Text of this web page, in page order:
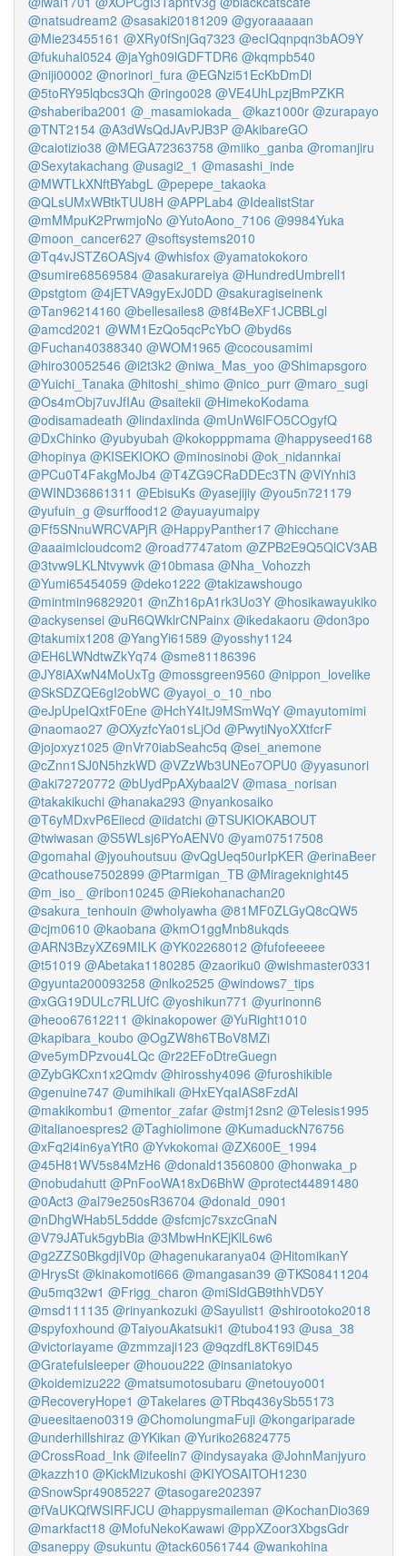
@natsudream2 @sasaki20181209 @gyoraaaaan
@Mie23455161 @XRy0fSnjGq7323 @ecIQqnpqn3bAO9Y
@fukuhal0524 @jaYgh09lGDFTDR6 @kqmpb540
@niji00002 @norinori_fura @EGNzi51EcKbDmDl
@5toRY95lqbcs3Qh @ringo028 @VE4UhLpzjBmPZKR
@shaberiba2001 @_masamiokada_ @kaz1000r @zurapayo
@TNT2154 @A3dWsQdJAvPJB3P @AkibareGO
@caiotizio38 @MEGA72363758 @miiko_ganba @romanjiru
@Sexytakachang @usagi2_1 @masashi_inde
@MWTLkXNftBYabgL @pepepe_takaoka
@QLsUMxWBtkTUU8H @APPLab4 @IdealistStar
@mMMpuK2PrwmjoNo @YutoAono_7106 @9984Yuka
@moon_cancer627 @softsystems2010
@Tq4vJSTZ6OASjv4 @whisfox @yamatokokoro
@sumire68569584 @asakurareiya @HundredUmbrell1
@pstgtom @4jETVA9gyExJ0DD @sakuragiseinenk
@Tan96214160 @bellesailes8 @8f4BeXF1JCBBLgl
@amcd2021 @WM1EzQo5qcPcYbO @byd6s
@Fuchan40388340 @WOM1965 @cocousamimi
@hiro30052546 @i2t3k2 @niwa_Mas_yoo @Shimapsgoro
@Yuichi_Tanaka @hitoshi_shimo @nico_purr @maro_sugi
@Os4mObj7uvJfIAu @saitekii @HimekoKodama
@odisamadeath @lindaxlinda @mUnW6lFO5COgyfQ
@DxChinko @yubyubah @kokopppmama @happyseed168
@hopinya @KISEKIOKO @minosinobi @ok_nidannkai
@PCu0T4FakgMoJb4 @T4ZG9CRaDDEc3TN @ViYnhi3
@WIND36861311 @EbisuKs @yasejijiy @you5n721179
@yufuin_g @surffood12 @ayuayumaipy
@Ff5SNnuWRCVAPjR @HappyPanther17 @hicchane
@aaaimicloudcom2 @road7747atom @ZPB2E9Q5QlCV3AB
@3tvw9LKLNtvywvk @10bmasa @Nha_Vohozzh
@Yumi65454059 @deko1222 @takizawshougo
@mintmin96829201 @nZh16pA1rk3Uo3Y @hosikawayukiko
@ackysensei @uR6QWklrCNPainx @ikedakaoru @don3po
@takumix1208 @YangYi61589 @yosshy1124
@EH6LWNdtwZkYq74 @sme81186396
@JY8iAXwN4MoUxTg @mossgreen9560 @nippon_lovelike
@SkSDZQE6gI2obWC @yayoi_o_10_nbo
@eJpUpeIQxtF0Ene @HchY4ItJ9MSmWqY @mayutomimi
@naomao27 @OXyzfcYa01sLjOd @PwytiNyoXXtfcrF
@jojoxyz1025 @nVr70iabSeahc5q @sei_anemone
@cZnn1SJ0N5hzkWD @VZzWb3UNEo7OPU0 @yyasunori
@aki72720772 @bUydPpAXybaal2V @masa_norisan
@takakikuchi @hanaka293 @nyankosaiko
@T6yMDxvP6Eiiecd @iidatchi @TSUKIOKABOUT
@twiwasan @S5WLsj6PYoAENV0 @yam07517508
@gomahal @jyouhoutsuu @vQgUeq50urIpKER @erinaBeer
@cathouse7502899 @Ptarmigan_TB @Mirageknight45
@m_iso_
@ribon10245 @Riekohanachan20
@sakura_tenhouin @wholyawha @81MF0ZLGyQ8cQW5
@cjm0610 @kaobana @kmO1ggMnb8ukqds
@ARN3BzyXZ69MILK @YK02268012 @fufofeeeee
@t51019 @Abetaka1180285 @zaoriku0 @wishmaster0331
@gyunta200093258 @nlko2525 @windows7_tips
@xGG19DULc7RLUfC @yoshikun771 @yurinonn6
@heoo67612211 @kinakopower @YuRight1010
@kapibara_koubo @OgZW8h6TBoV8MZi
@ve5ymDPzvou4LQc @r22EFoDtreGuegn
@ZybGKCxn1x2Qmdv @hirosshy4096 @furoshikible
@genuine747 @umihikali @HxEYqaIAS8FzdAl
@makikombu1 @mentor_zafar @stmj12sn2 @Telesis1995
@italianoespres2 @Taghiolimone @KumaduckN76756
@xFq2i4in6yaYtR0 @Yvkokomai @ZX600E_1994
@45H81WV5s84MzH6 @donald13560800 @honwaka_p
@nobudahutt @PnFooWA18xD6BhW @protect44891480
@0Act3 @al79e250sR36704 @donald_0901
@nDhgWHab5L5ddde @sfcmjc7sxzcGnaN
@V79JATuk5gybBia @3MbwHnKEjKlL6w6
@g2ZZS0BkgdjIV0p @hagenukaranya04 @HitomikanY
@HrysSt @kinakomoti666 @mangasan39 @TKS08411204
@u5mq32w1 @Frigg_charon @miSIdGB9thhVD5Y
@msd111135 @rinyankozuki @Sayulist1 @shirootoko2018
@spyfoxhound @TaiyouAkatsuki1 @tubo4193 @usa_38
@victoriayame @zmmzaji123 @9qzdfL8KT69lD45
@Gratefulsleeper @houou222 @insaniatokyo
@koidemizu222 @matsumotosubaru @netouyo001
@RecoveryHope1 @Takelares @TRbq436ySb55173
@ueesitaeno0319 @ChomolungmaFuji @kongariparade
@underhillshiraz @YKikan @Yuriko26824775
@CrossRoad_Ink @ifeelin7 @indysayaka @JohnManjyuro
@kazzh10 @KickMizukoshi @KIYOSAITOH1230
@SnowSpr49085227 @tasogare202397
@fVaUKQfWSIRFJCU @happysmaileman @KochanDio369
@markfact18 @MofuNekoKawawi @ppXZoor3XbgsGdr
@saneppy @sukuntu @tack60561744 @wankohina